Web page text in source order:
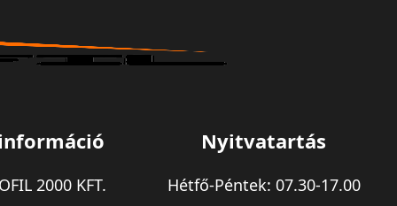
2000 KFT.
Nyitvatartás
Hétfő-Péntek: 07.30-17.00